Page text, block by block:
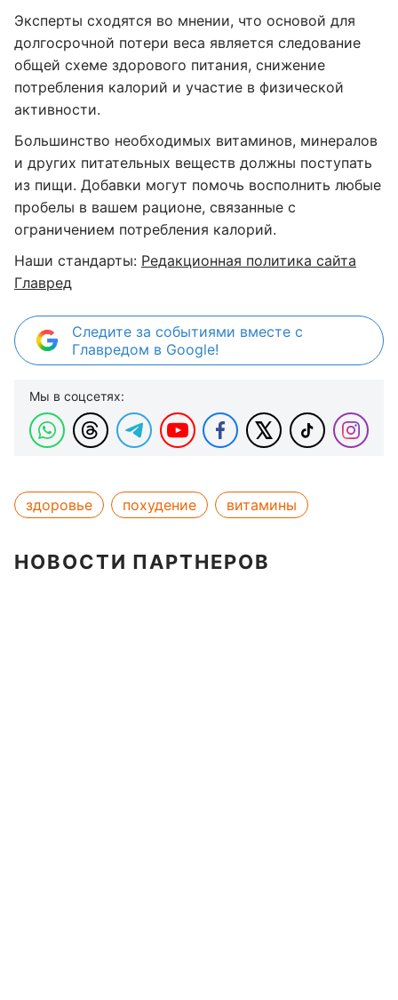
Эксперты сходятся во мнении, что основой для
долгосрочной потери веса является следование
общей схеме здорового питания, снижение
потребления калорий и участие в физической
активности.
Большинство необходимых витаминов, минералов
и других питательных веществ должны поступать
из пищи. Добавки могут помочь восполнить любые
пробелы в вашем рационе, связанные с
ограничением потребления калорий.
Наши стандарты: Редакционная политика сайта
Главред
Следите за событиями вместе с
Главредом в Google!
Мы в соцсетях:
здоровье похудение витамины
НОВОСТИ ПАРТНЕРОВ